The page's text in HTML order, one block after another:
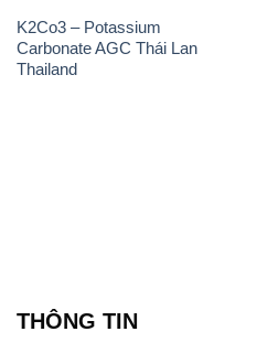
K2Co3 – Potassium
Carbonate AGC Thái Lan
Thailand
THÔNG TIN